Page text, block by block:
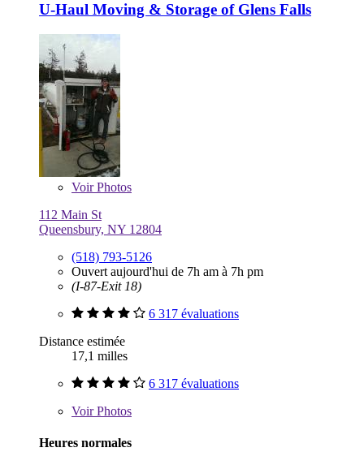
U-Haul Moving & Storage of Glens Falls
VoirPhotos
112 Main St
Queensbury, NY 12804
(518) 793-5126
Ouvert aujourd'hui de 7h am à 7h pm
(I-87-Exit 18)
6 317 évaluations
Distance estimée
17,1 milles
6 317 évaluations
VoirPhotos
Heures normales